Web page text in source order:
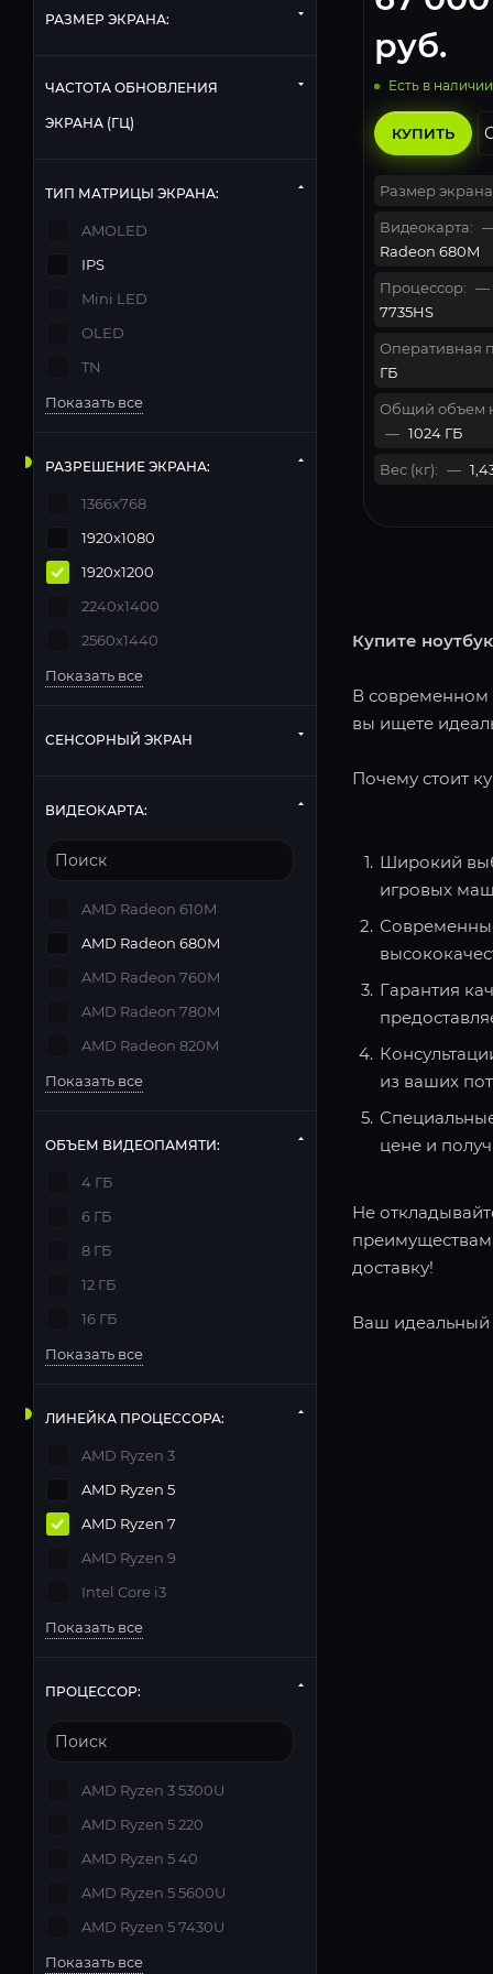
руб.
Есть в наличии
КУПИТЬ
Размер
Видеокарта:
Radeon 680M
Процессор: —
7735HS
Оперативная
ГБ
Общий объем
— 1024 ГБ
Вес (кг): —
Купите
В современном
вы ищете
Почему стоит
Широкий
игровых
Гарантия
из ваших
цене и
Не
доставку!
Ваш идеальный
РАЗМЕР ЭКРАНА:
ЧАСТОТА ОБНОВЛЕНИЯ
ЭКРАНА (ГЦ)
ТИП МАТРИЦЫ ЭКРАНА:
AMOLED
IPS
Mini LED
OLED
TN
Показать все
РАЗРЕШЕНИЕ ЭКРАНА:
1366x768
1920x1080
1920x1200
2240x1400
2560x1440
Показать все
СЕНСОРНЫЙ ЭКРАН
ВИДЕОКАРТА:
AMD Radeon 610M
AMD Radeon 680M
AMD Radeon 760M
AMD Radeon 780M
AMD Radeon 820M
Показать все
ОБЪЕМ ВИДЕОПАМЯТИ:
4 ГБ
6 ГБ
8 ГБ
12 ГБ
16 ГБ
Показать все
ЛИНЕЙКА ПРОЦЕССОРА:
AMD Ryzen 3
AMD Ryzen 5
AMD Ryzen 7
AMD Ryzen 9
Intel Core i3
Показать все
ПРОЦЕССОР:
AMD Ryzen 3 5300U
AMD Ryzen 5 220
AMD Ryzen 5 40
AMD Ryzen 5 5600U
AMD Ryzen 5 7430U
Показать все